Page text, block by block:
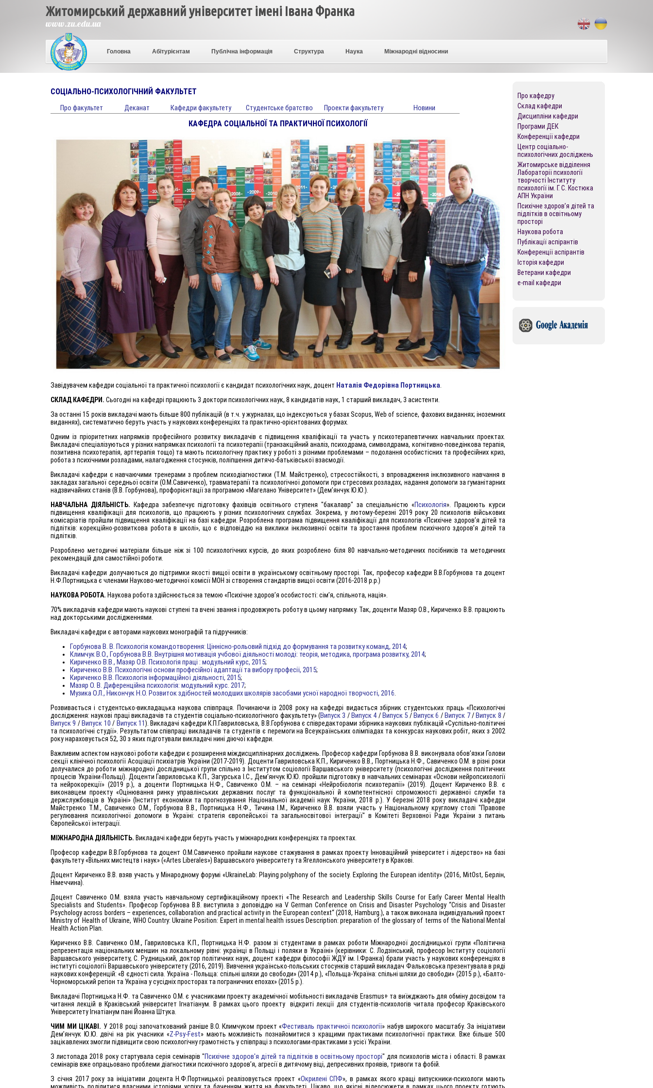
Житомирський державний університет імені Івана Франка
www.zu.edu.ua
Головна Абітурієнтам Публічна інформація Структура Наука Міжнародні відносини
СОЦІАЛЬНО-ПСИХОЛОГІЧНИЙ ФАКУЛЬТЕТ
Про факультет Деканат Кафедри факультету Студентське братство Проекти факультету Новини
КАФЕДРА СОЦІАЛЬНОЇ ТА ПРАКТИЧНОЇ ПСИХОЛОГІЇ
Завідувачем кафедри соціальної та практичної психології є кандидат психологічних наук, доцент Наталія Федорівна Портницька
СКЛАД КАФЕДРИ. Сьогодні на кафедрі працюють 3 доктори психологічних наук, 8 кандидатів наук, 1 старший викладач, 3 асистенти.
За останні 15 років викладачі мають більше 800 публікацій (в т.ч. у журналах, що індексуються у базах Scopus, Web of science, фахових виданнях; іноземних
виданнях), систематично беруть участь у наукових конференціях та практично-орієнтованих форумах.
Одним із пріоритетних напрямків професійного розвитку викладачів є підвищення кваліфікації та участь у психотерапевтичних навчальних проектах.
Викладачі спеціалізуються у різних напрямках психології та психотерапії (транзакційний аналіз, психодрама, символдрама, когнітивно-поведінкова терапія,
позитивна психотерапія, арттерапія тощо) та мають психологічну практику у роботі з різними проблемами – подолання особистісних та професійних криз,
робота з психічними розладами, налагодження стосунків, поліпшення дитячо-батьківської взаємодії.
Викладачі кафедри є навчаючими тренерами з проблем психодіагностики (Т.М. Майстренко), стресостійкості, з впровадження інклюзивного навчання в
закладах загальної середньої освіти (О.М.Савиченко), травматерапії та психологічної допомоги при стресових розладах, надання допомоги за гуманітарних
надзвичайних станів (В.В. Горбунова), профорієнтації за програмою «Магелано Університет» (Дем’янчук Ю.Ю.).
НАВЧАЛЬНА ДІЯЛЬНІСТЬ. Кафедра забезпечує підготовку фахівців освітнього ступеня "бакалавр" за спеціальністю «Психологія». Працюють курси
підвищення кваліфікації для психологів, що працюють у різних психологічних службах. Зокрема, у лютому-березні 2019 року 20 психологів військових
комісаріатів пройшли підвищення кваліфікації на базі кафедри. Розроблена програма підвищення кваліфікації для психологів «Психічне здоров’я дітей та
підлітків: корекційно-розвиткова робота в школі», що є відповіддю на виклики інклюзивної освіти та зростання проблем психічного здоров’я дітей та
підлітків.
Розроблено методичні матеріали більше ніж зі 100 психологічних курсів, до яких розроблено біля 80 навчально-методичних посібників та методичних
рекомендацій для самостійної роботи.
Викладачі кафедри долучаються до підтримки якості вищої освіти в українському освітньому просторі. Так, професор кафедри В.В.Горбунова та доцент
Н.Ф.Портницька є членами Науково-методичної комісії МОН зі створення стандартів вищої освіти (2016-2018 р.р.)
НАУКОВА РОБОТА. Наукова робота здійснюється за темою «Психічне здоров’я особистості: сім’я, спільнота, нація».
70% викладачів кафедри мають наукові ступені та вчені звання і продовжують роботу в цьому напрямку. Так, доценти Мазяр О.В., Кириченко В.В. працюють
над докторськими дослідженнями.
Викладачі кафедри є авторами наукових монографій та підручників:
Горбунова В. В. Психологія командотворення: Ціннісно-рольовий підхід до формування та розвитку команд, 2014;
Климчук В.О., Горбунова В.В. Внутрішня мотивація учбової діяльності молоді: теорія, методика, програма розвитку, 2014;
Кириченко В.В., Мазяр О.В. Психологія праці : модульний курс, 2015;
Кириченко В.В. Психологічні основи професійної адаптації та вибору професії, 2015;
Кириченко В.В. Психологія інформаційної діяльності, 2015;
Мазяр О. В. Диференційна психологія: модульний курс. 2017;
Музика О.Л., Никончук Н.О. Розвиток здібностей молодших школярів засобами усної народної творчості, 2016
Розвивається і студентсько-викладацька наукова співпраця. Починаючи із 2008 року на кафедрі видається збірник студентських праць «Психологічні
дослідження: наукові праці викладачів та студентів соціально-психологічного факультету» (Випуск 3 /Випуск 4 /Випуск 5 /Випуск 6 / Випуск 7/ Випуск 8 /
Випуск 9 / Випуск 10 / Випуск 11). Викладачі кафедри К.П.Гавриловська, В.В.Горбунова є співредакторами збірника наукових публікацій «Суспільно-політичні
та психологічні студії». Результатом співпраці викладачів та студентів є перемоги на Всеукраїнських олімпіадах та конкурсах наукових робіт, яких з 2002
року нараховується 52, 30 з яких підготували викладачі нині діючої кафедри.
Важливим аспектом наукової роботи кафедри є розширення міждисциплінарних досліджень. Професор кафедри Горбунова В.В. виконувала обов’язки Голови
секції клінічної психології Асоціації психіатрів України (2017-2019). Доценти Гавриловська К.П., Кириченко В.В., Портницька Н.Ф., Савиченко О.М. в різні роки
долучалися до роботи міжнародної дослідницької групи спільно з Інститутом соціології Варшавського університету (психологічні дослідження політичних
процесів України-Польщі). Доценти Гавриловська К.П., Загурська І.С., Дем’янчук Ю.Ю. пройшли підготовку в навчальних семінарах «Основи нейропсихології
та нейрокорекції» (2019 р.), а доценти Портницька Н.Ф., Савиченко О.М. – на семінарі «Нейробіологія психотерапії» (2019). Доцент Кириченко В.В. є
виконавцем проекту «Оцінювання ринку управлінських державних послуг та функціональної й компетентнісної спроможності державної служби та
держслужбовців в Україні» (Інститут економіки та прогнозування Національної академії наук України, 2018 р.). У березні 2018 року викладачі кафедри
Майстренко Т.М., Савиченко О.М., Горбунова В.В., Портницька Н.Ф., Тичина І.М., Кириченко В.В. взяли участь у Національному круглому столі "Правове
регулювання психологічної допомоги в Україні: стратегія європейської та загальносвітової інтеграції" в Комітеті Верховної Ради України з питань
Європейської інтеграції.
МІЖНАРОДНА ДІЯЛЬНІСТЬ. Викладачі кафедри беруть участь у міжнародних конференціях та проектах.
Професор кафедри В.В.Горбунова та доцент О.М.Савиченко пройшли наукове стажування в рамках проекту Інноваційний університет і лідерство» на базі
факультету «Вільних мистецтв і наук» («Artes Liberales») Варшавського університету та Ягеллонського університету в Кракові.
Доцент Кириченко В.В. взяв участь у Мінародному форумі «UkraineLab: Playing polyphony of the society. Exploring the European identity» (2016, MitOst, Берлін,
Німеччина).
Доцент Савиченко О.М. взяла участь навчальному сертифікаційному проекті «The Research and Leadership Skills Course for Early Career Mental Health
Specialists and Students». Професор Горбунова В.В. виступила з доповіддю на V German Conference on Crisis and Disaster Psychology “Crisis and Disaster
Psychology across borders – experiences, collaboration and practical activity in the European context“ (2018, Hamburg.), а також виконала індивідуальний проект
Ministry of Health of Ukraine, WHO Country: Ukraine Position: Expert in mental health issues Description: preparation of the glossary of terms of the National Mental
Health Action Plan.
Кириченко В.В. Савиченко О.М., Гавриловська К.П., Портницька Н.Ф. разом зі студентами в рамках роботи Міжнародної дослідницької групи «Політична
репрезентація національних меншин на локальному рівні: українці в Польщі і поляки в Україні» (керівники: С. Лодзінський, професор Інституту соціології
Варшавського університету, С. Рудницький, доктор політичних наук, доцент кафедри філософії ЖДУ ім. І.Франка) брали участь у наукових конференціях в
інституті соціології Варшавського університету (2016, 2019). Вивчення українсько-польських стосунків старший викладач Фальковська презентувала в ряді
наукових конференцій: «В єдності сила. Україна - Польща: спільні шляхи до свободи» (2014 р.), «Польща-Україна: спільні шляхи до свободи» (2015 р.), «Балто-
Чорноморський регіон та Україна у сусідніх просторах та пограничних епохах» (2015 р.).
Викладачі Портницька Н.Ф. та Савиченко О.М. є учасниками проекту академічної мобільності викладачів Erasmus+ та виїжджають для обміну досвідом та
читання лекцій в Краківський університет Ігнатіанум. В рамках цього проекту відкриті лекції для студентів-психологів читала професор Краківського
Університету Ігнатіанум пані Йоанна Штука.
ЧИМ МИ ЦІКАВІ. У 2018 році започаткований раніше В.О. Климчуком проект «Фестиваль практичної психології» набув широкого масштабу. За ініціативи
Дем’янчук Ю.Ю. двічі на рік учасники «Z-Psy-Fest» мають можливість познайомитися з кращими практиками психологічної практики. Вже більше 500
зацікавлених змогли підвищити свою психологічну грамотність у співпраці з психологами-практиками з усієї України.
З листопада 2018 року стартувала серія семінарів "Психічне здоров'я дітей та підлітків в освітньому просторі" для психологів міста і області. В рамках
семінарів вже опрацьовано проблеми діагностики психічного здоров’я, агресії в дитячому віці, депресивних проявів, тривоги та фобій.
З січня 2017 року за ініціативи доцента Н.Ф.Портницької реалізовується проект «Окрилені СПФ», в рамках якого кращі випускники-психологи мають
Про кафедру
Склад кафедри
Дисципліни кафедри
Програми ДЕК
Конференції кафедри
Центр соціально-
психологічних досліджень
Житомирське відділення
Лабораторії психології
творчості Інституту
психології ім. Г. С. Костюка
АПН України
Психічне здоров’я дітей та
підлітків в освітньому
просторі
Наукова робота
Публікації аспірантів
Конференції аспірантів
Історія кафедри
Ветерани кафедри
e-mail кафедри